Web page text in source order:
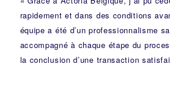
rapidement et dans des conditions
équipe a été d’un professionnalisme
accompagné à chaque étape du
la conclusion d’une transaction